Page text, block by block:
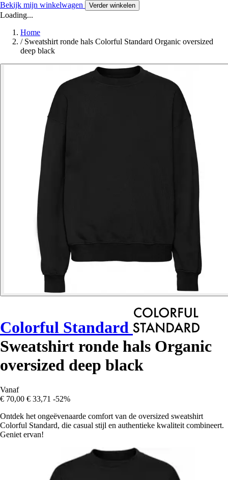
Bekijk mijn winkelwagen Verder winkelen
Loading...
Home
/ Sweatshirt ronde hals Colorful Standard Organic oversized
deep black
Colorful Standard
Sweatshirt ronde hals Organic
oversized deep black
Vanaf
€ 70,00 € 33,71 -52%
Ontdek het ongeëvenaarde comfort van de oversized sweatshirt
Colorful Standard, die casual stijl en authentieke kwaliteit combineert.
Geniet ervan!